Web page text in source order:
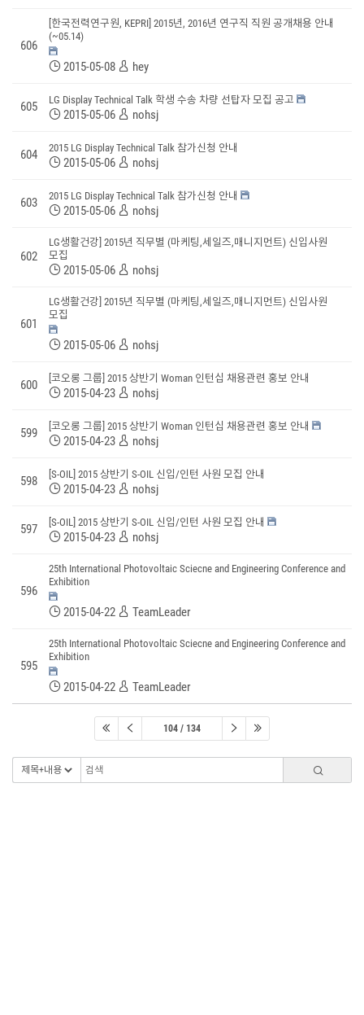
606
[한국전력연구원, KEPRI] 2015년, 2016년 연구직 직원 공개채용 안내
(~05.14)
2015-05-08 hey
605 LG Display Technical Talk 학생 수송 차량 선탑자 모집 공고
2015-05-06 nohsj
604 2015 LG Display Technical Talk 참가신청 안내
2015-05-06 nohsj
603 2015 LG Display Technical Talk 참가신청 안내
2015-05-06 nohsj
602
LG생활건강] 2015년 직무별 (마케팅,세일즈,매니지먼트) 신입사원
모집
2015-05-06 nohsj
601
LG생활건강] 2015년 직무별 (마케팅,세일즈,매니지먼트) 신입사원
모집
2015-05-06 nohsj
600 [코오롱 그룹] 2015 상반기 Woman 인턴십 채용관련 홍보 안내
2015-04-23 nohsj
599 [코오롱 그룹] 2015 상반기 Woman 인턴십 채용관련 홍보 안내
2015-04-23 nohsj
598 [S-OIL] 2015 상반기 S-OIL 신입/인턴 사원 모집 안내
2015-04-23 nohsj
597 [S-OIL] 2015 상반기 S-OIL 신입/인턴 사원 모집 안내
2015-04-23 nohsj
596
25th International Photovoltaic Sciecne and Engineering Conference and
Exhibition
2015-04-22 TeamLeader
595
25th International Photovoltaic Sciecne and Engineering Conference and
Exhibition
2015-04-22 TeamLeader
104 / 134